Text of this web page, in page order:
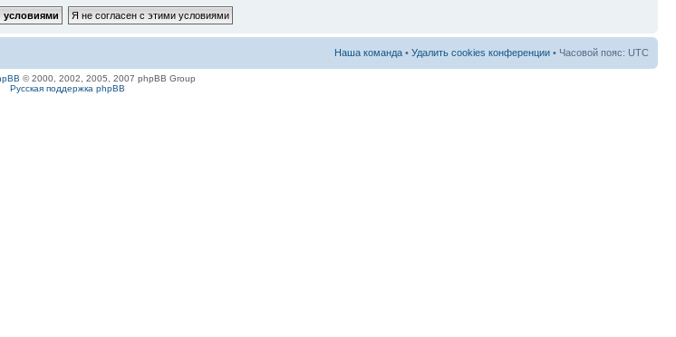
Наша команда • Удалить cookies конференции • Часовой пояс: UTC
© 2000, 2002, 2005, 2007 phpBB Group
Русская поддержка phpBB